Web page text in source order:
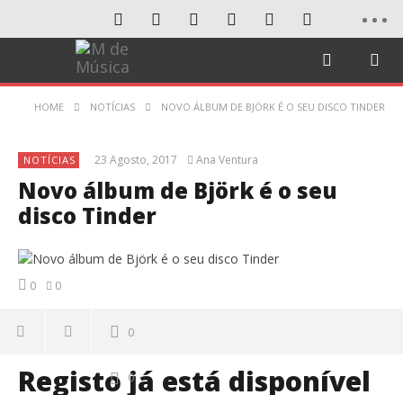
HOME NOTÍCIAS NOVO ÁLBUM DE BJÖRK É O SEU DISCO TINDER
NOTÍCIAS 23 Agosto, 2017 Ana Ventura
Novo álbum de Björk é o seu
disco Tinder
0 0
0
0
Registo já está disponível